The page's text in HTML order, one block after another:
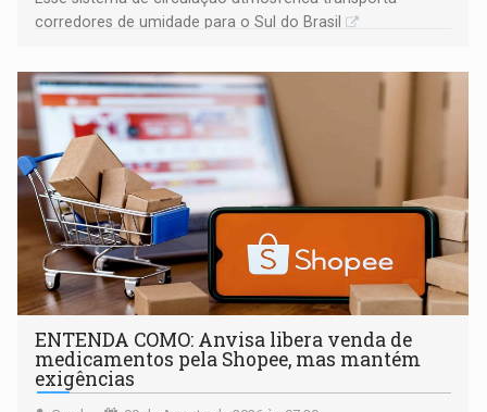
corredores de umidade para o Sul do Brasil
ENTENDA COMO: Anvisa libera venda de
medicamentos pela Shopee, mas mantém
exigências